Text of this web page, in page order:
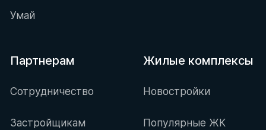
Умай
Партнерам
Сотрудничество
Застройщикам
Жилые комплексы
Новостройки
Популярные ЖК